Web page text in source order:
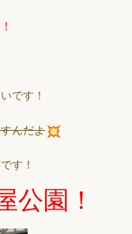
です！
んだよ
す！
公園！